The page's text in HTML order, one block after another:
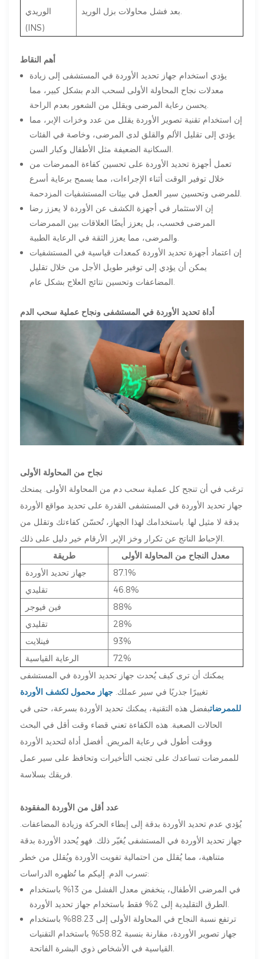
الوريدي
(INS)
أهم النقاط
يؤدي استخدام جهاز تحديد الأوردة في المستشفى إلى زيادة
معدلات نجاح المحاولة الأولى لسحب الدم بشكل كبير، مما
إن استخدام تقنية تصوير الأوردة يقلل من عدد وخزات الإبر، مما
يؤدي إلى تقليل الألم والقلق لدى المرضى، وخاصة في الفئات
تعمل أجهزة تحديد الأوردة على تحسين كفاءة الممرضات من
خلال توفير الوقت أثناء الإجراءات، مما يسمح برعاية أسرع
إن الاستثمار في أجهزة الكشف عن الأوردة لا يعزز رضا
المرضى فحسب، بل يعزز أيضًا العلاقات بين الممرضات
إن اعتماد أجهزة تحديد الأوردة كمعدات قياسية في المستشفيات
يمكن أن يؤدي إلى توفير طويل الأجل من خلال تقليل
أداة تحديد الأوردة في المستشفى ونجاح عملية سحب الدم
نجاح من المحاولة الأولى
ترغب في أن تنجح كل عملية سحب دم من المحاولة الأولى. يمنحك
جهاز تحديد الأوردة في المستشفى القدرة على تحديد مواقع الأوردة
بدقة لا مثيل لها. باستخدامك لهذا الجهاز، تُحسّن كفاءتك وتقلل من
طريقة
معدل النجاح من المحاولة الأولى
جهاز تحديد الأوردة
87.1%
تقليدي
46.8%
فين فيوجر
88%
تقليدي
28%
فينلايت
93%
الرعاية القياسية
72%
يمكنك أن ترى كيف يُحدث جهاز تحديد الأوردة في المستشفى
تغييرًا جذريًا في سير عملك. جهاز محمول لكشف الأوردة
للممرضاتبفضل هذه التقنية، يمكنك تحديد الأوردة بسرعة، حتى في
الحالات الصعبة. هذه الكفاءة تعني قضاء وقت أقل في البحث
ووقت أطول في رعاية المريض. أفضل أداة لتحديد الأوردة
للممرضات تساعدك على تجنب التأخيرات وتحافظ على سير عمل
عدد أقل من الأوردة المفقودة
يُؤدي عدم تحديد الأوردة بدقة إلى إبطاء الحركة وزيادة المضاعفات.
جهاز تحديد الأوردة في المستشفى يُغيّر ذلك. فهو يُحدد الأوردة بدقة
متناهية، مما يُقلل من احتمالية تفويت الأوردة ويُقلل من خطر
تسرب الدم. إليكم ما تُظهره الدراسات:
في المرضى الأطفال، ينخفض ​​معدل الفشل من 13% باستخدام
ترتفع نسبة النجاح في المحاولة الأولى إلى 88.23% باستخدام
جهاز تصوير الأوردة، مقارنة بنسبة 58.82% باستخدام التقنيات